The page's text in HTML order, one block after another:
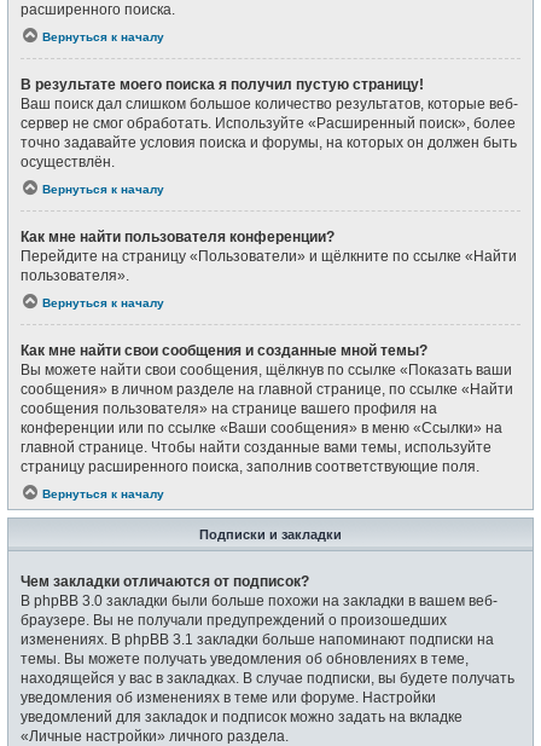
расширенного поиска.
Вернуться к началу
В результате моего поиска я получил пустую страницу!
Ваш поиск дал слишком большое количество результатов, которые веб-
сервер не смог обработать. Используйте «Расширенный поиск», более
точно задавайте условия поиска и форумы, на которых он должен быть
осуществлён.
Вернуться к началу
Как мне найти пользователя конференции?
Перейдите на страницу «Пользователи» и щёлкните по ссылке «Найти
пользователя».
Вернуться к началу
Как мне найти свои сообщения и созданные мной темы?
Вы можете найти свои сообщения, щёлкнув по ссылке «Показать ваши
сообщения» в личном разделе на главной странице, по ссылке «Найти
сообщения пользователя» на странице вашего профиля на
конференции или по ссылке «Ваши сообщения» в меню «Ссылки» на
главной странице. Чтобы найти созданные вами темы, используйте
страницу расширенного поиска, заполнив соответствующие поля.
Вернуться к началу
Подписки и закладки
Чем закладки отличаются от подписок?
В phpBB 3.0 закладки были больше похожи на закладки в вашем веб-
браузере. Вы не получали предупреждений о произошедших
изменениях. В phpBB 3.1 закладки больше напоминают подписки на
темы. Вы можете получать уведомления об обновлениях в теме,
находящейся у вас в закладках. В случае подписки, вы будете получать
уведомления об изменениях в теме или форуме. Настройки
уведомлений для закладок и подписок можно задать на вкладке
«Личные настройки» личного раздела.